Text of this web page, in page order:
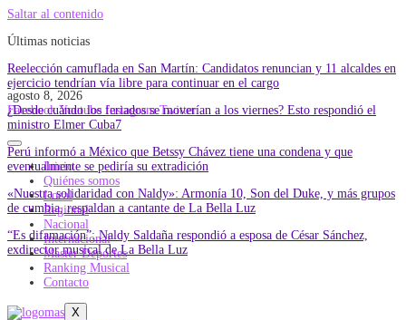
Saltar al contenido
Últimas noticias
Reelección camuflada en San Martín: Candidatos renuncian y 11 alcaldes en
ejercicio tendrían vía libre para continuar en el cargo
¿Desde cuándo los feriados se moverían a los viernes? Esto respondió el
ministro Elmer Cuba7
Perú informó a México que Betssy Chávez tiene una condena y que
eventualmente se pediría su extradición
«Nuestra solidaridad con Naldy»: Armonía 10, Son del Duke, y más grupos
de cumbia, respaldan a cantante de La Bella Luz
“Es difamación”: Naldy Saldaña respondió a esposa de César Sánchez,
exdirector musical de La Bella Luz
agosto 8, 2026
Facebook Youtube Instagram Twitter
Inicio
Quiénes somos
Local
Regional
Nacional
Internacional
Master Deportes
Ranking Musical
Contacto
X